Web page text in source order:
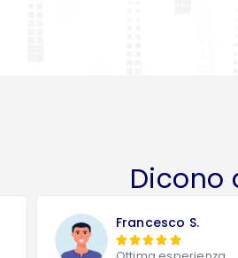
Dicono
Francesco S.
 